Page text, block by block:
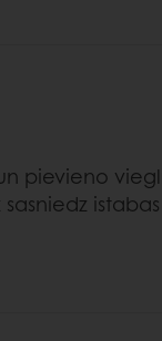
pievieno